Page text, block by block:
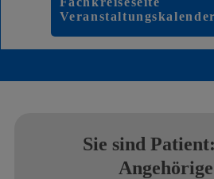
Veranstaltungskalender
Sie sind